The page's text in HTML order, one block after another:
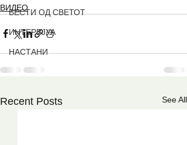
ВЕСТИ ОД СВЕТОТ
ИНТЕРВЈУА
НАСТАНИ
ВИДЕО
Recent Posts See All